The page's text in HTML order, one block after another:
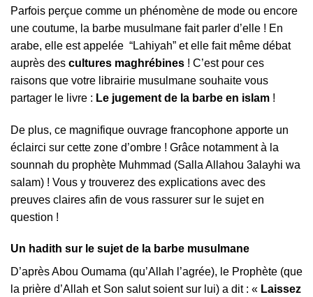
Parfois perçue comme un phénomène de mode ou encore
une coutume, la barbe musulmane fait parler d’elle ! En
arabe, elle est appelée “Lahiyah” et elle fait même débat
auprès des cultures maghrébines ! C’est pour ces
raisons que votre librairie musulmane souhaite vous
partager le livre : Le jugement de la barbe en islam !
De plus, ce magnifique ouvrage francophone apporte un
éclairci sur cette zone d’ombre ! Grâce notamment à la
sounnah du prophète Muhmmad (Salla Allahou 3alayhi wa
salam) ! Vous y trouverez des explications avec des
preuves claires afin de vous rassurer sur le sujet en
question !
Un hadith sur le sujet de la barbe musulmane
D’après Abou Oumama (qu’Allah l’agrée), le Prophète (que
la prière d’Allah et Son salut soient sur lui) a dit : « Laissez